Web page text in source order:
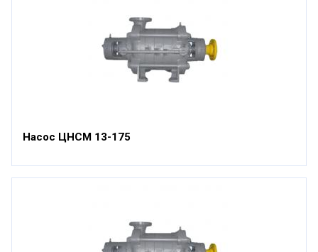
Насос ЦНСМ 13-175